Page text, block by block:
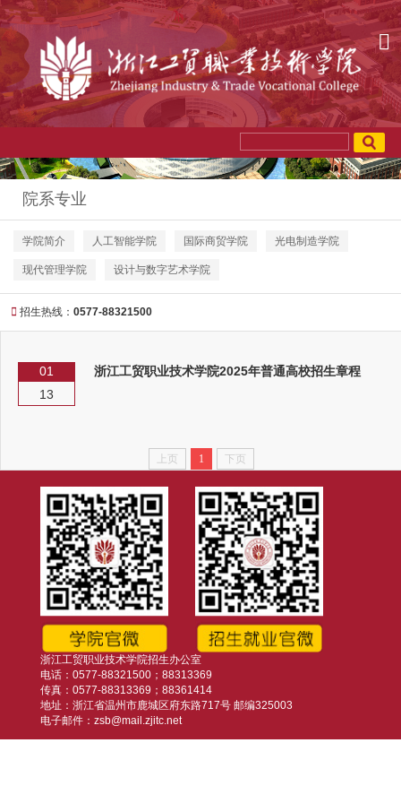
院系专业
学院简介 人工智能学院 国际商贸学院 光电制造学院
现代管理学院 设计与数字艺术学院
招生热线： 0577-88321500
01
13
浙江工贸职业技术学院2025年普通高校招生章程
上页 1 下页
浙江工贸职业技术学院招生办公室
电话：0577-88321500；88313369
传真：0577-88313369；88361414
地址：浙江省温州市鹿城区府东路717号 邮编325003
电子邮件：zsb@mail.zjitc.net